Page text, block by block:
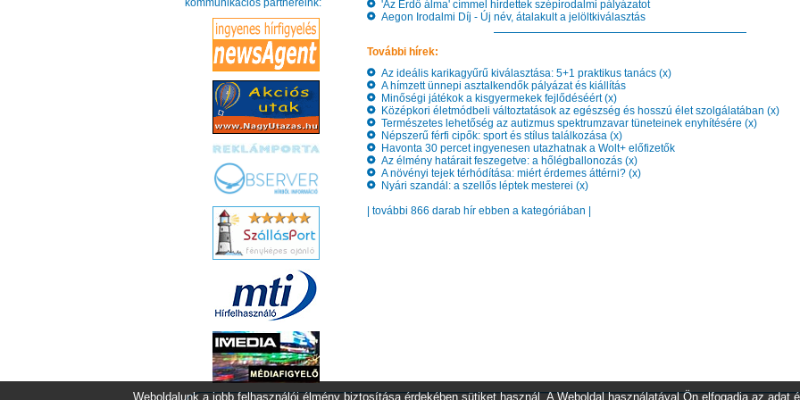
kommunikációs partnereink:
'Az Erdő álma' címmel hirdettek szépirodalmi pályázatot
Aegon Irodalmi Díj - Új név, átalakult a jelöltkiválasztás
További hírek:
Az ideális karikagyűrű kiválasztása: 5+1 praktikus tanács (x)
A hímzett ünnepi asztalkendők pályázat és kiállítás
Minőségi játékok a kisgyermekek fejlődéséért (x)
Középkori életmódbeli változtatások az egészség és hosszú élet szolgálatában (x)
Természetes lehetőség az autizmus spektrumzavar tüneteinek enyhítésére (x)
Népszerű férfi cipők: sport és stílus találkozása (x)
Havonta 30 percet ingyenesen utazhatnak a Wolt+ előfizetők
Az élmény határait feszegetve: a hőlégballonozás (x)
A növényi tejek térhódítása: miért érdemes áttérni? (x)
Nyári szandál: a szellős léptek mesterei (x)
| további 866 darab hír ebben a kategóriában |
Weboldalunk a jobb felhasználói élmény biztosítása érdekében sütiket használ. A Weboldal használatával Ön elfogadja az